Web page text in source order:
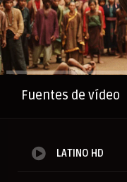
Anuncio
Fuentes de vídeo
LATINO HD